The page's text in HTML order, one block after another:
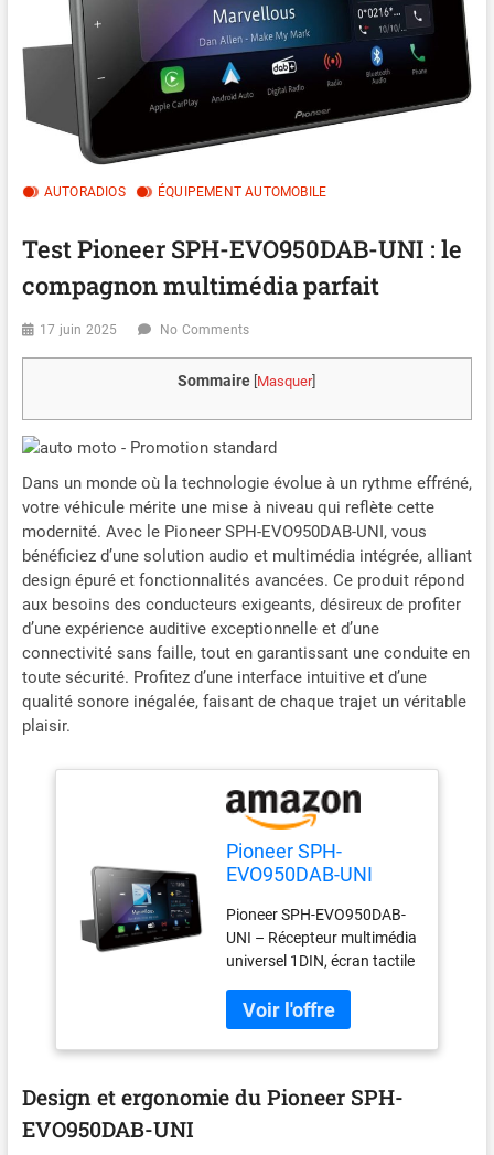
AUTORADIOS ÉQUIPEMENT AUTOMOBILE
Test Pioneer SPH-EVO950DAB-UNI : le
compagnon multimédia parfait
17 juin 2025 No Comments
Sommaire [Masquer]
Dans un monde où la technologie évolue à un rythme effréné,
votre véhicule mérite une mise à niveau qui reflète cette
modernité. Avec le Pioneer SPH-EVO950DAB-UNI, vous
bénéficiez d’une solution audio et multimédia intégrée, alliant
design épuré et fonctionnalités avancées. Ce produit répond
aux besoins des conducteurs exigeants, désireux de profiter
d’une expérience auditive exceptionnelle et d’une
connectivité sans faille, tout en garantissant une conduite en
toute sécurité. Profitez d’une interface intuitive et d’une
qualité sonore inégalée, faisant de chaque trajet un véritable
plaisir.
Pioneer SPH-
EVO950DAB-UNI
Pioneer SPH-EVO950DAB-
UNI – Récepteur multimédia
universel 1DIN, écran tactile
Wi-Fi, Apple CarPlay,
Android Auto et DAB+
AV_RECEIVER Pionnier
Design et ergonomie du Pioneer SPH-
EVO950DAB-UNI